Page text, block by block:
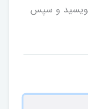
و سپس